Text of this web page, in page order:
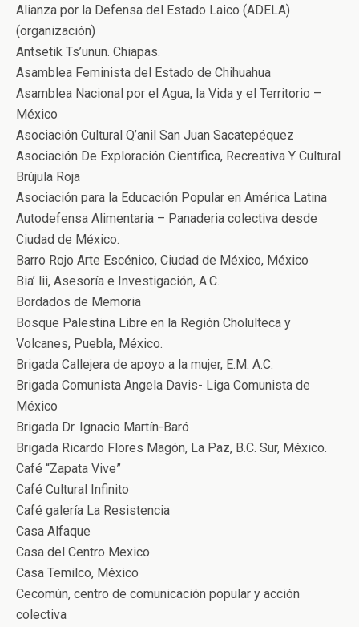
Alianza por la Defensa del Estado Laico (ADELA)
(organización)
Antsetik Ts’unun. Chiapas.
Asamblea Feminista del Estado de Chihuahua
Asamblea Nacional por el Agua, la Vida y el Territorio –
México
Asociación Cultural Q’anil San Juan Sacatepéquez
Asociación De Exploración Científica, Recreativa Y Cultural
Brújula Roja
Asociación para la Educación Popular en América Latina
Autodefensa Alimentaria – Panaderia colectiva desde
Ciudad de México.
Barro Rojo Arte Escénico, Ciudad de México, México
Bia’ lii, Asesoría e Investigación, A.C.
Bordados de Memoria
Bosque Palestina Libre en la Región Cholulteca y
Volcanes, Puebla, México.
Brigada Callejera de apoyo a la mujer, E.M. A.C.
Brigada Comunista Angela Davis- Liga Comunista de
México
Brigada Dr. Ignacio Martín-Baró
Brigada Ricardo Flores Magón, La Paz, B.C. Sur, México.
Café “Zapata Vive”
Café Cultural Infinito
Café galería La Resistencia
Casa Alfaque
Casa del Centro Mexico
Casa Temilco, México
Cecomún, centro de comunicación popular y acción
colectiva